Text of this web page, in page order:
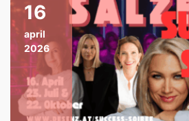
16
april
2026